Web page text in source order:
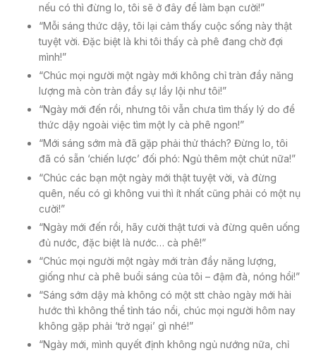
nếu có thì đừng lo, tôi sẽ ở đây để làm bạn cười!”
“Mỗi sáng thức dậy, tôi lại cảm thấy cuộc sống này thật
tuyệt vời. Đặc biệt là khi tôi thấy cà phê đang chờ đợi
mình!”
“Chúc mọi người một ngày mới không chỉ tràn đầy năng
lượng mà còn tràn đầy sự lầy lội như tôi!”
“Ngày mới đến rồi, nhưng tôi vẫn chưa tìm thấy lý do để
thức dậy ngoài việc tìm một ly cà phê ngon!”
“Mới sáng sớm mà đã gặp phải thử thách? Đừng lo, tôi
đã có sẵn ‘chiến lược’ đối phó: Ngủ thêm một chút nữa!”
“Chúc các bạn một ngày mới thật tuyệt vời, và đừng
quên, nếu có gì không vui thì ít nhất cũng phải có một nụ
cười!”
“Ngày mới đến rồi, hãy cười thật tươi và đừng quên uống
đủ nước, đặc biệt là nước… cà phê!”
“Chúc mọi người một ngày mới tràn đầy năng lượng,
giống như cà phê buổi sáng của tôi – đậm đà, nóng hổi!”
“Sáng sớm dậy mà không có một stt chào ngày mới hài
hước thì không thể tỉnh táo nổi, chúc mọi người hôm nay
không gặp phải ‘trở ngại’ gì nhé!”
“Ngày mới, mình quyết định không ngủ nướng nữa, chỉ